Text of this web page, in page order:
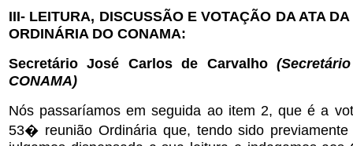
III- LEITURA, DISCUSSÃO E VOTAÇÃO DA ATA
ORDINÁRIA DO CONAMA:
Secretário José Carlos de Carvalho
CONAMA)
Nós passaríamos em seguida ao item 2, que é a
53� reunião Ordinária que, tendo sido previamente